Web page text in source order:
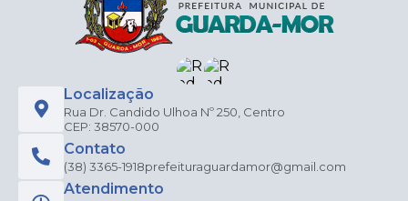
Localização
Rua Dr. Candido Ulhoa Nº 250, Centro
CEP: 38570-000
Contato
(38) 3365-1918prefeituraguardamor@gmail.com
Atendimento